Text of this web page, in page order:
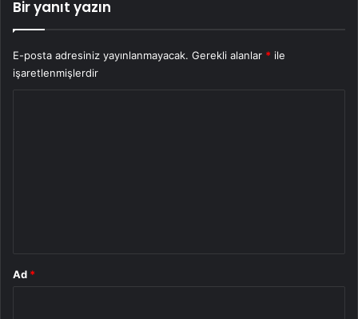
Bir yanıt yazın
E-posta adresiniz yayınlanmayacak. Gerekli alanlar * ile
işaretlenmişlerdir
Ad *